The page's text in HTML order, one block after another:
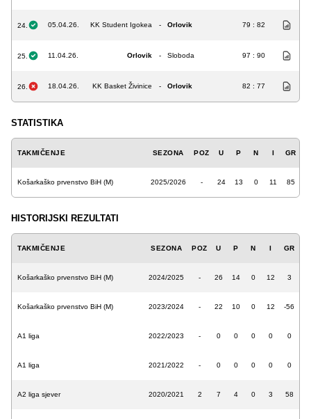
24. 05.04.26. KK Student Igokea - Orlovik 79 : 82
25. 11.04.26. Orlovik - Sloboda 97 : 90
26. 18.04.26. KK Basket Živinice - Orlovik 82 : 77
STATISTIKA
TAKMIČENJE SEZONA POZ U P N I GR
Košarkaško prvenstvo BiH (M) 2025/2026 - 24 13 0 11 85
HISTORIJSKI REZULTATI
TAKMIČENJE SEZONA POZ U P N I GR
Košarkaško prvenstvo BiH (M) 2024/2025 - 26 14 0 12 3
Košarkaško prvenstvo BiH (M) 2023/2024 - 22 10 0 12 -56
A1 liga 2022/2023 - 0 0 0 0 0
A1 liga 2021/2022 - 0 0 0 0 0
A2 liga sjever 2020/2021 2 7 4 0 3 58